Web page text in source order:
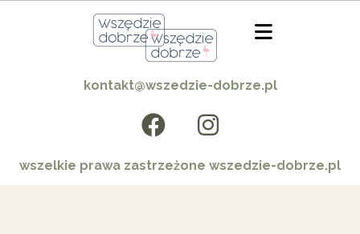
kontakt@wszedzie-dobrze.pl
wszelkie prawa zastrzeżone wszedzie-dobrze.pl